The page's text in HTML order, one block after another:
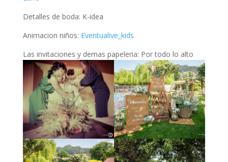
Detalles de boda: K-idea
Animacion niños: Eventualive_kids
Las invitaciones y demas papeleria: Por todo lo alto